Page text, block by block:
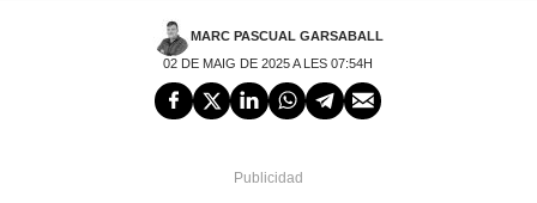
MARC PASCUAL GARSABALL
02 DE MAIG DE 2025 A LES 07:54H